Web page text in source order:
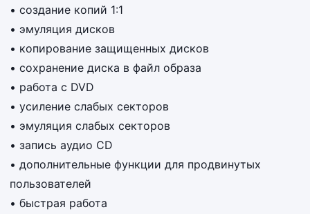
• создание копий 1:1
• эмуляция дисков
• копирование защищенных дисков
• сохранение диска в файл образа
• работа с DVD
• усиление слабых секторов
• эмуляция слабых секторов
• запись аудио CD
• дополнительные функции для продвинутых
пользователей
• быстрая работа